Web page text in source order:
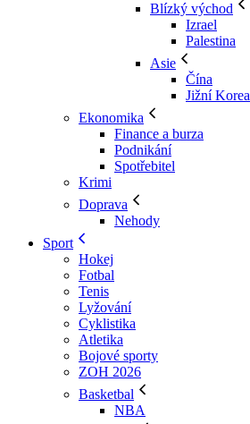
Blízký východ
Izrael
Palestina
Asie
Čína
Jižní Korea
Ekonomika
Finance a burza
Podnikání
Spotřebitel
Krimi
Doprava
Nehody
Sport
Hokej
Fotbal
Tenis
Lyžování
Cyklistika
Atletika
Bojové sporty
ZOH 2026
Basketbal
NBA